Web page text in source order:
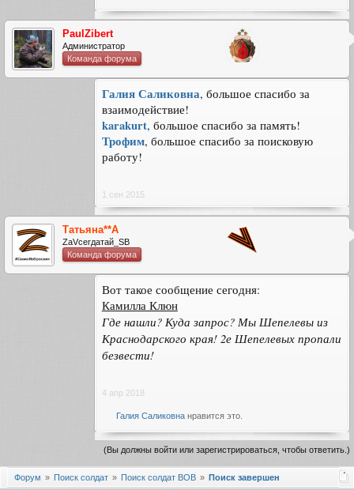
PaulZibert
Администратор
Команда форума
Галия Саликовна, большое спасибо за
взаимодействие!
karakurt, большое спасибо за память!
Трофим, большое спасибо за поисковую
работу!
1 сен 2015
Татьяна**А
ZаVсегдатай_SB
Команда форума
Вот такое сообщение сегодня:
Камилла Клюн
Где нашли? Куда запрос? Мы Шепелевы из
Краснодарского края! 2е Шепелевых пропали
безвести!
4 апр 2018
Галия Саликовнанравится это.
(Вы должны войти или зарегистрироваться, чтобы ответить.)
Форум Поиск солдат Поиск солдат ВОВ Поиск завершен